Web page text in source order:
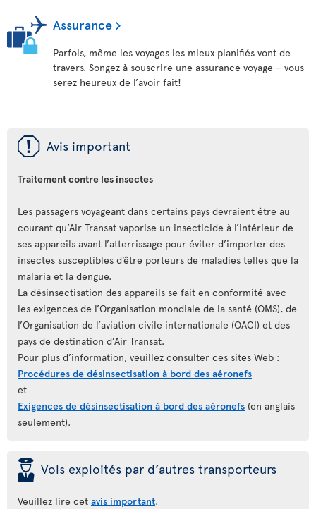
Assurance
Parfois, même les voyages les mieux planifiés vont de
travers. Songez à souscrire une assurance voyage – vous
serez heureux de l’avoir fait!
ü Avis important
Traitement contre les insectes
Les passagers voyageant dans certains pays devraient être au
courant qu’Air Transat vaporise un insecticide à l’intérieur de
ses appareils avant l’atterrissage pour éviter d’importer des
insectes susceptibles d’être porteurs de maladies telles que la
malaria et la dengue.
La désinsectisation des appareils se fait en conformité avec
les exigences de l’Organisation mondiale de la santé (OMS), de
l’Organisation de l’aviation civile internationale (OACI) et des
pays de destination d’Air Transat.
Pour plus d’information, veuillez consulter ces sites Web :
Procédures de désinsectisation à bord des aéronefs
et
Exigences de désinsectisation à bord des aéronefs (en anglais
seulement).
þ Vols exploités par d’autres transporteurs
Veuillez lire cet avis important.